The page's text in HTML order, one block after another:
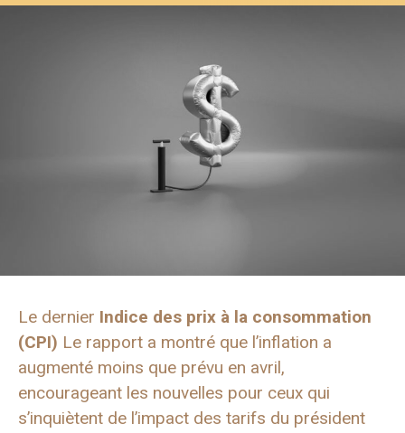
Le dernier Indice des prix à la consommation
(CPI) Le rapport a montré que l’inflation a
augmenté moins que prévu en avril,
encourageant les nouvelles pour ceux qui
s’inquiètent de l’impact des tarifs du président